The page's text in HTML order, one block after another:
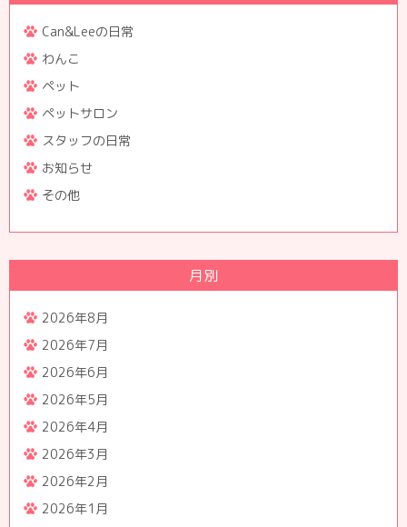
Can&Leeの日常
わんこ
ペット
ペットサロン
スタッフの日常
お知らせ
その他
月別
2026年8月
2026年7月
2026年6月
2026年5月
2026年4月
2026年3月
2026年2月
2026年1月